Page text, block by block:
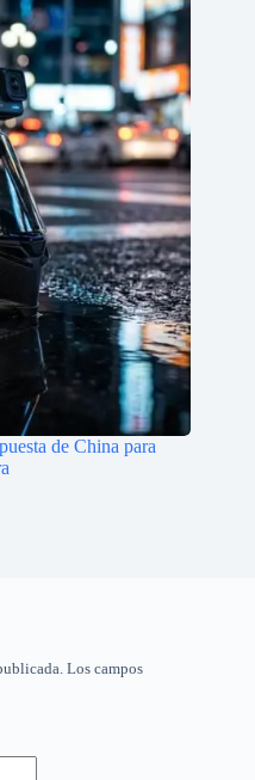
de China para
Los campos